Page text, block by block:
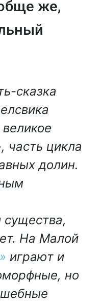
же,
сказка
часть цикла
долин.
На Малой
играют и
но